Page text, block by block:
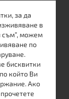
за да
в
съм”, можем
по
бисквитки
който Ви
Ако